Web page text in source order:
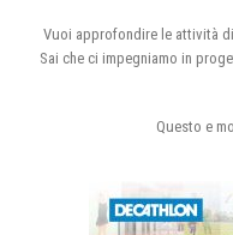
Vuoi approfondire le attività
Sai che ci impegniamo in
Questo e